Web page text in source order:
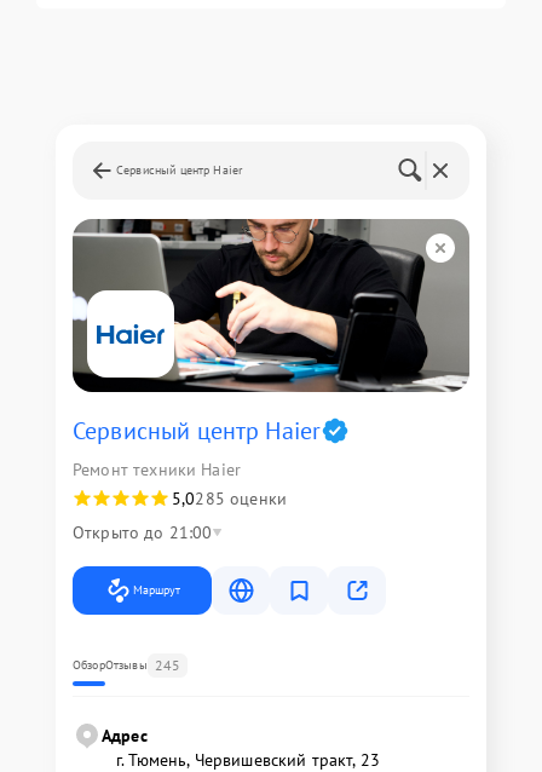
Сервисный центр Haier
Сервисный центр Haier
Ремонт техники Haier
5,0285 оценки
Открыто до 21:00
Маршрут
ОбзорОтзывы 245
Адрес
г. Тюмень, ​Червишевский тракт, 23